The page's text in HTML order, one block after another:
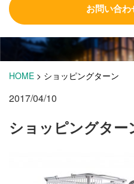
お問い合
楽しむ
学 ぶ(健康福祉)
泊まる (宿泊)
HOME > ショッピングターン
2017/04/10
ショッピングター